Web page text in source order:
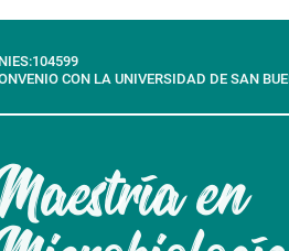
CON LA UNIVERSIDAD DE SAN
en